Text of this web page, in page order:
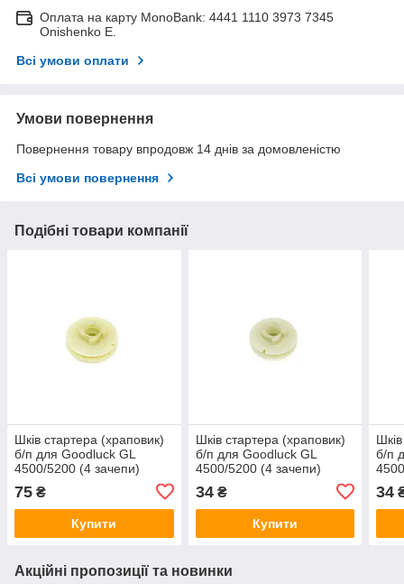
Оплата на карту MonoBank: 4441 1110 3973 7345
Onishenko E.
Всі умови оплати
Умови повернення
Повернення товару впродовж 14 днів за домовленістю
Всі умови повернення
Подібні товари компанії
Шків стартера (храповик)
б/п для Goodluck GL
4500/5200 (4 зачепи)
75 ₴
Купити
Шків стартера (храповик)
б/п для Goodluck GL
4500/5200 (4 зачепи)
34₴
Купити
б/п
34
Акційні пропозиції та новинки